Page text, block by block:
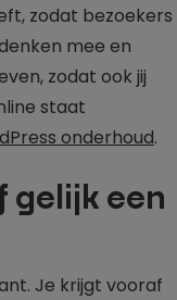
zodat bezoekers
mee en
zodat ook jij
staat
onderhoud.
gelijk een
Je krijgt vooraf